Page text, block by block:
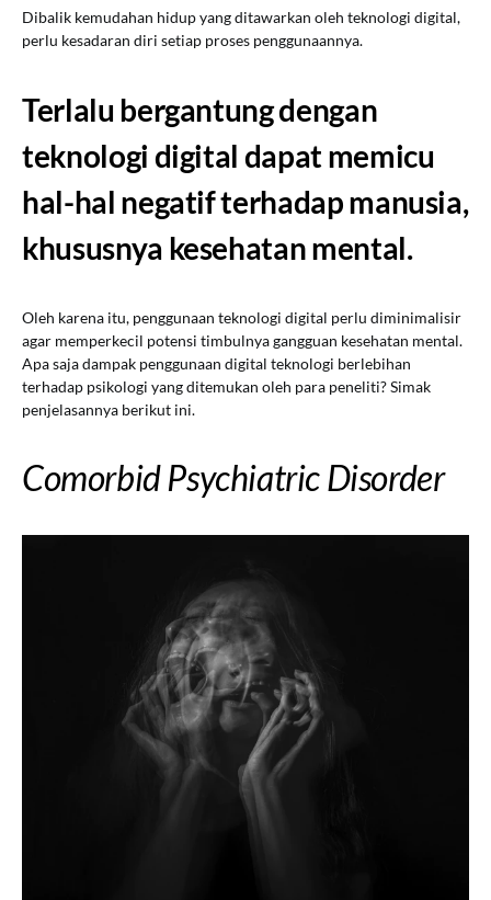
Dibalik kemudahan hidup yang ditawarkan oleh teknologi digital,
perlu kesadaran diri setiap proses penggunaannya.
Terlalu bergantung dengan
teknologi digital dapat memicu
hal-hal negatif terhadap manusia,
khususnya kesehatan mental.
Oleh karena itu, penggunaan teknologi digital perlu diminimalisir
agar memperkecil potensi timbulnya gangguan kesehatan mental.
Apa saja dampak penggunaan digital teknologi berlebihan
terhadap psikologi yang ditemukan oleh para peneliti? Simak
penjelasannya berikut ini.
Comorbid Psychiatric Disorder